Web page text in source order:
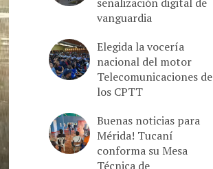
vanguardia
Elegida la vocería
nacional del motor
Telecomunicaciones de
los CPTT
Buenas noticias para
Mérida! Tucaní
conforma su Mesa
Técnica de